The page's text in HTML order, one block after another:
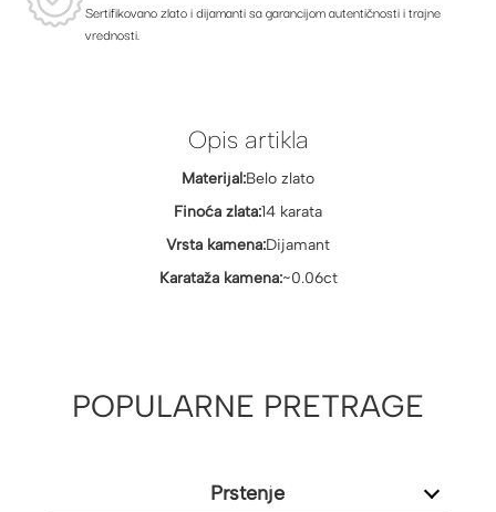
Sertifikovano zlato i dijamanti sa garancijom autentičnosti i trajne
vrednosti.
Opis artikla
Materijal:Belo zlato
Finoća zlata:14 karata
Vrsta kamena:Dijamant
Karataža kamena:~0.06ct
POPULARNE PRETRAGE
Prstenje